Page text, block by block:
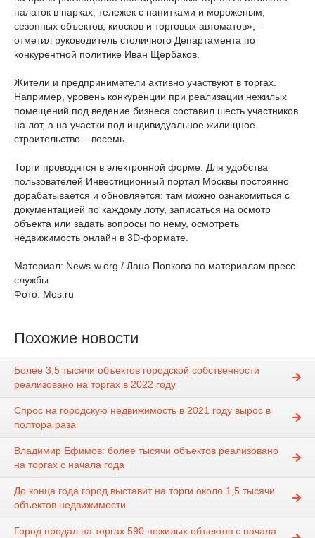
палаток в парках, тележек с напитками и мороженым,
сезонных объектов, киосков и торговых автоматов», –
отметил руководитель столичного Департамента по
конкурентной политике Иван Щербаков.
Жители и предприниматели активно участвуют в торгах.
Например, уровень конкуренции при реализации нежилых
помещений под ведение бизнеса составил шесть участников
на лот, а на участки под индивидуальное жилищное
строительство – восемь.
Торги проводятся в электронной форме. Для удобства
пользователей Инвестиционный портал Москвы постоянно
дорабатывается и обновляется: там можно ознакомиться с
документацией по каждому лоту, записаться на осмотр
объекта или задать вопросы по нему, осмотреть
недвижимость онлайн в 3D-формате.
Материал: News-w.org / Лана Попкова по материалам пресс-
службы
Фото: Mos.ru
Похожие новости
Более 3,5 тысячи объектов городской собственности
реализовано на торгах в 2022 году
Спрос на городскую недвижимость в 2021 году вырос в
полтора раза
Владимир Ефимов: более тысячи объектов реализовано
на торгах с начала года
До конца года город выставит на торги около 1,5 тысячи
объектов недвижимости
Город продал на торгах 590 нежилых объектов с начала